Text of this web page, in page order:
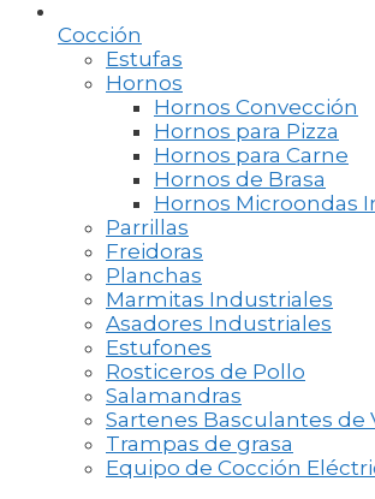
Cocción
Estufas
Hornos
Hornos Convección
Hornos para Pizza
Hornos para Carne
Hornos de Brasa
Hornos Microondas
Parrillas
Freidoras
Planchas
Marmitas Industriales
Asadores Industriales
Estufones
Rosticeros de Pollo
Salamandras
Sartenes Basculantes de
Trampas de grasa
Equipo de Cocción